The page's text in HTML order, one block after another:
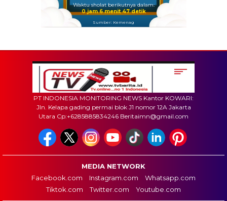
Waktu sholat berikutnya dalam:
0 jam 6 menit 46 detik
Sumber: Kemenag
PT INDONESIA MONITORING NEWS Kantor KOWARI:
Jln. Kelapa gading permai blok J1 nomor 12A Jakarta
Utara Cp:+6285885834246 Beritaimn@gmail.com
MEDIA NETWORK
Facebook.com
Instagram.com
Whatsapp.com
Tiktok.com
Twitter.com Youtube.com